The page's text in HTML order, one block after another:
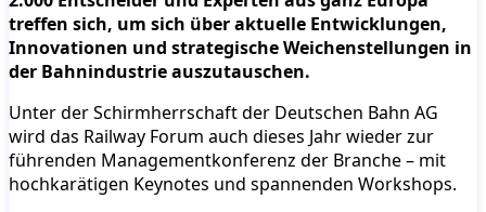
treffen sich, um sich über aktuelle Entwicklungen,
Innovationen und strategische Weichenstellungen in
der Bahnindustrie auszutauschen.
Unter der Schirmherrschaft der Deutschen Bahn AG
wird das Railway Forum auch dieses Jahr wieder zur
führenden Managementkonferenz der Branche – mit
hochkarätigen Keynotes und spannenden Workshops.